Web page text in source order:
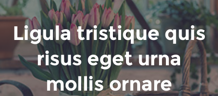
Ligula tristique quis
risus eget urna
mollis ornare